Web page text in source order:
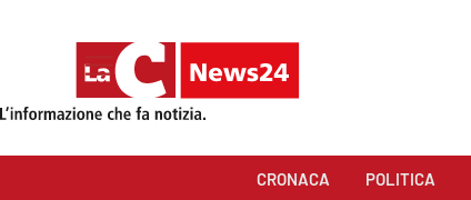
Sezioni
CRONACA POLITICA